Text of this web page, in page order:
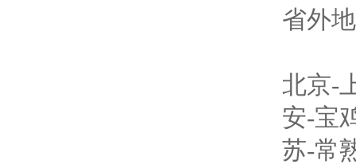
省外
北京-
安-宝
苏-常